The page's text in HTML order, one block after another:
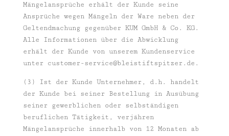
Mängelansprüche erhält der Kunde seine
Ansprüche wegen Mängeln der Ware neben der
Geltendmachung gegenüber KUM GmbH & Co. KG.
Alle Informationen über die Abwicklung
erhält der Kunde von unserem Kundenservice
unter customer-service@bleistiftspitzer.de .
(3) Ist der Kunde Unternehmer, d.h. handelt
der Kunde bei seiner Bestellung in Ausübung
seiner gewerblichen oder selbständigen
beruflichen Tätigkeit, verjähren
Mängelansprüche innerhalb von 12 Monaten ab